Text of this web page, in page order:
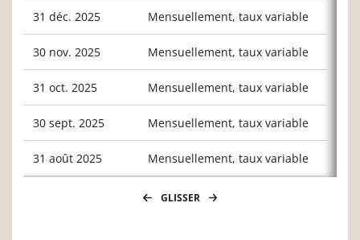
31 déc. 2025 Mensuellement, taux variable
30 nov. 2025 Mensuellement, taux variable
31 oct. 2025 Mensuellement, taux variable
30 sept. 2025 Mensuellement, taux variable
31 août 2025 Mensuellement, taux variable
GLISSER